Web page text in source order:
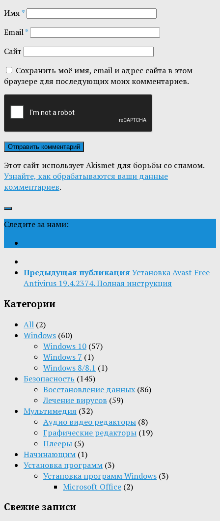
Имя*
Email*
Сайт
Сохранить моё имя, email и адрес сайта в этом
браузере для последующих моих комментариев.
Этот сайт использует Akismet для борьбы со спамом.
Узнайте, как обрабатываются ваши данные
комментариев.
Следите за нами:
Предыдущая публикация Установка Avast Free
Antivirus 19.4.2374. Полная инструкция
Категории
All (2)
Windows (60)
Windows 10 (57)
Windows 7 (1)
Windows 8/8.1 (1)
Безопасность (145)
Восстановление данных (86)
Лечение вирусов (59)
Мультимедия (32)
Aудио видео редакторы (8)
Графические редакторы (19)
Плееры (5)
Начинающим (1)
Установка программ (3)
Установка программ Windows (3)
Microsoft Office (2)
Свежие записи